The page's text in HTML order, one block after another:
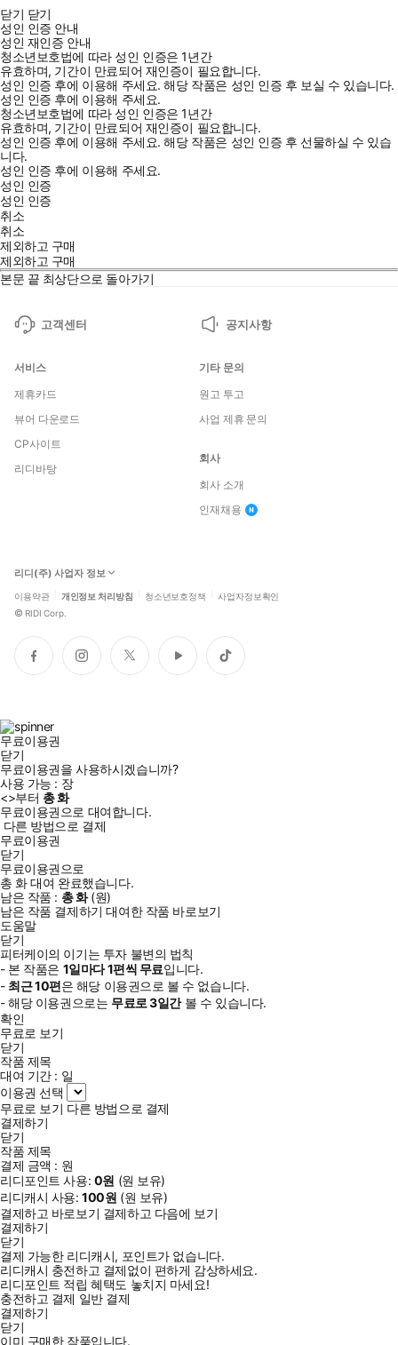
닫기 닫기
성인 인증 안내
성인 재인증 안내
청소년보호법에 따라 성인 인증은 1년간
유효하며, 기간이 만료되어 재인증이 필요합니다.
성인 인증 후에 이용해 주세요.해당 작품은 성인 인증 후 보실 수 있습니다.
성인 인증 후에 이용해 주세요.
청소년보호법에 따라 성인 인증은 1년간
유효하며, 기간이 만료되어 재인증이 필요합니다.
성인 인증 후에 이용해 주세요.해당 작품은 성인 인증 후 선물하실 수 있습
니다.
성인 인증 후에 이용해 주세요.
성인 인증
성인 인증
취소
취소
제외하고 구매
제외하고 구매
본문 끝 최상단으로 돌아가기
고객센터 공지사항
서비스
제휴카드
뷰어 다운로드
CP사이트
리디바탕
기타 문의
원고 투고
사업 제휴 문의
회사
회사 소개
인재채용
리디(주) 사업자 정보
이용약관 개인정보 처리방침 청소년보호정책 사업자정보확인
© RIDI Corp.
페
이
인
스
트
위
유
튜
틱
톡
무료이용권
닫기
무료이용권을 사용하시겠습니까?
사용 가능 : 장
<>부터 총화
무료이용권으로 대여합니다.
다른 방법으로 결제
무료이용권
닫기
무료이용권으로
총 화대여 완료했습니다.
남은 작품 : 총화(원)
남은 작품 결제하기 대여한 작품 바로보기
도움말
닫기
피터케이의 이기는 투자 불변의 법칙
- 본 작품은 1일마다1편씩 무료입니다.
- 최근10편은 해당 이용권으로 볼 수 없습니다.
- 해당 이용권으로는 무료로3일간볼 수 있습니다.
확인
무료로 보기
닫기
작품 제목
대여 기간 : 일
이용권 선택
무료로 보기 다른 방법으로 결제
결제하기
닫기
작품 제목
결제 금액 : 원
리디포인트 사용: 0원 (원 보유)
리디캐시 사용:100원 (원 보유)
결제하고 바로보기 결제하고 다음에 보기
결제하기
닫기
결제 가능한 리디캐시, 포인트가 없습니다.
리디캐시 충전하고 결제없이 편하게 감상하세요.
리디포인트 적립 혜택도 놓치지 마세요!
충전하고 결제 일반 결제
결제하기
닫기
이미 구매한 작품입니다.